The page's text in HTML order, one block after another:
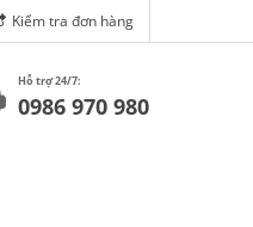
Kiểm tra đơn hàng
Hỗ trợ 24/7:
0986 970 980